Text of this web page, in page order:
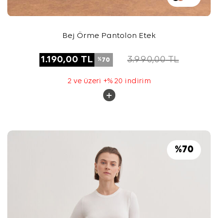
Bej Örme Pantolon Etek
1.190,00 TL %70 3.990,00TL
2 ve üzeri +% 20 indirim
%70